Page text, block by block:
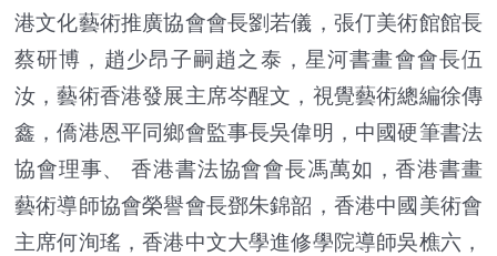
港文化藝術推廣協會會長劉若儀，張仃美術館館長
蔡研博，趙少昂子嗣趙之泰，星河書畫會會長伍
汝，藝術香港發展主席岑醒文，視覺藝術總編徐傳
鑫，僑港恩平同鄉會監事長吳偉明，中國硬筆書法
協會理事、 香港書法協會會長馮萬如，香港書畫
藝術導師協會榮譽會長鄧朱錦韶，香港中國美術會
主席何洵瑤，香港中文大學進修學院導師吳樵六，